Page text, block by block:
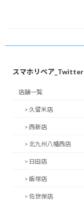
スマホリペア_Twitter
店舗一覧
> 久留米店
> 西新店
> 北九州八幡西店
> 日田店
> 飯塚店
> 佐世保店